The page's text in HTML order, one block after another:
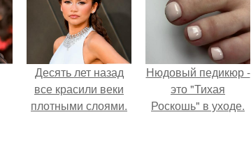
Десять лет назад
все красили веки
плотными слоями.
Нюдовый педикюр -
это "Тихая
Роскошь" в уходе.